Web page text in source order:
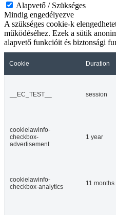
Alapvető / Szükséges
Mindig engedélyezve
A szükséges cookie-k
működéséhez. Ezek a sütik
alapvető funkcióit és biztonsági
Cookie Duration
__EC_TEST__ session
cookielawinfo-
checkbox-
advertisement
1 year
cookielawinfo-
checkbox-analytics
11 months